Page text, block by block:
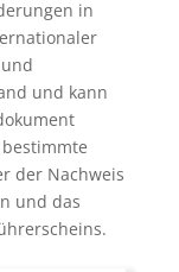
in
und kann
der Nachweis
und das